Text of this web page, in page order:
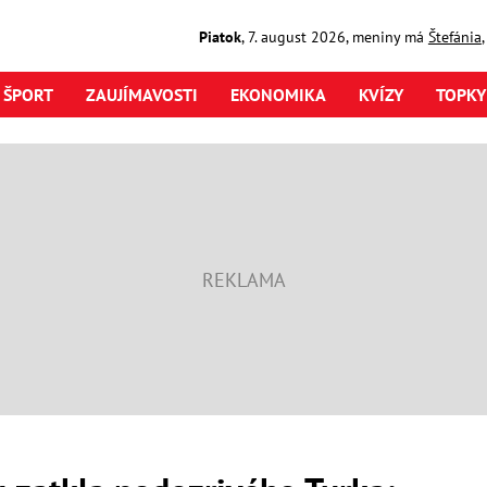
Piatok,7. august2026, meniny má Štefánia
ŠPORT ZAUJÍMAVOSTI EKONOMIKA KVÍZY